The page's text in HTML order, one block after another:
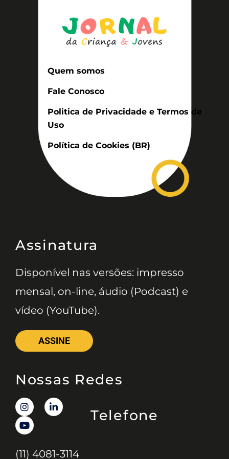
Quem somos
Fale Conosco
Politica de Privacidade e Termos de
Uso
Política de Cookies (BR)
Assinatura
Disponível nas versões: impresso
mensal, on-line, áudio (Podcast) e
vídeo (YouTube).
ASSINE
Nossas Redes
Telefone
(11) 4081-3114